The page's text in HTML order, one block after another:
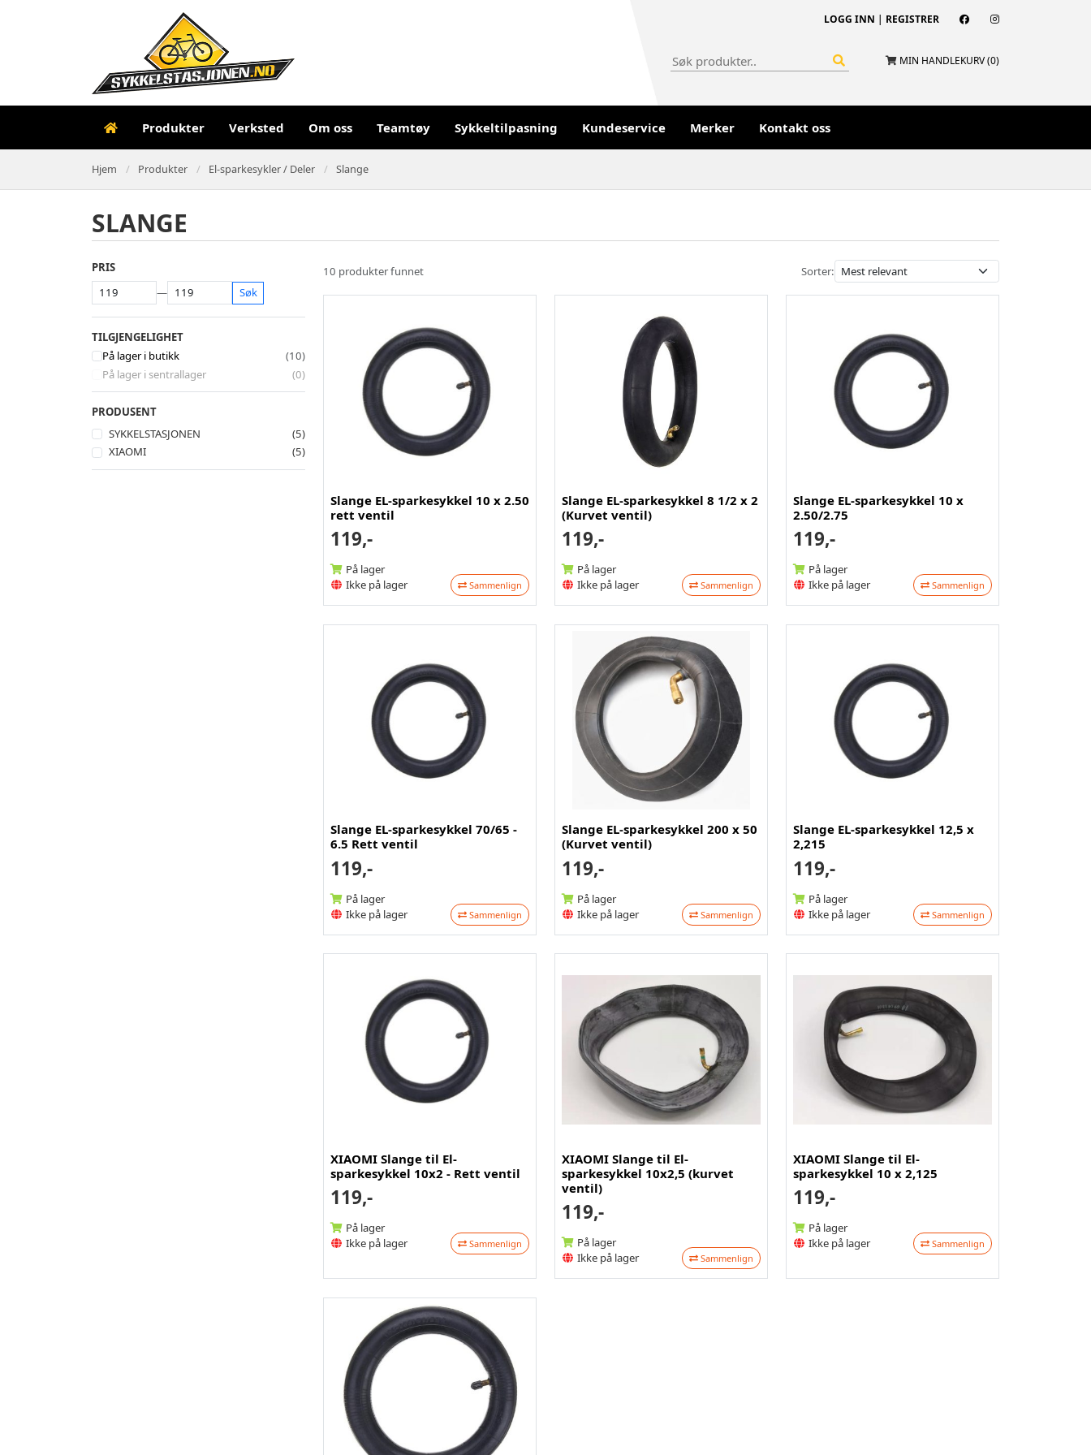
LOGG INN | REGISTRER
MIN HANDLEKURV (0)
Produkter Verksted Om oss Teamtøy Sykkeltilpasning Kundeservice Merker Kontakt oss
Hjem Produkter El-sparkesykler / Deler Slange
SLANGE
PRIS
—
Søk
TILGJENGELIGHET
På lager i butikk
(10)
På lager i sentrallager
(0)
PRODUSENT
SYKKELSTASJONEN
(5)
XIAOMI
(5)
10 produkter funnet Sorter:
Slange EL-sparkesykkel 10 x 2.50
rett ventil
119,-
På lager
Ikke på lager
Sammenlign
Slange EL-sparkesykkel 8 1/2 x 2
(Kurvet ventil)
119,-
På lager
Ikke på lager
Sammenlign
Slange EL-sparkesykkel 10 x
2.50/2.75
119,-
På lager
Ikke på lager
Sammenlign
Slange EL-sparkesykkel 70/65 -
6.5 Rett ventil
119,-
På lager
Ikke på lager
Sammenlign
Slange EL-sparkesykkel 200 x 50
(Kurvet ventil)
119,-
På lager
Ikke på lager
Sammenlign
Slange EL-sparkesykkel 12,5 x
2,215
119,-
På lager
Ikke på lager
Sammenlign
XIAOMI Slange til El-
sparkesykkel 10x2 - Rett ventil
119,-
På lager
Ikke på lager
Sammenlign
XIAOMI Slange til El-
sparkesykkel 10x2,5 (kurvet
ventil)
119,-
På lager
Ikke på lager
Sammenlign
XIAOMI Slange til El-
sparkesykkel 10 x 2,125
119,-
På lager
Ikke på lager
Sammenlign